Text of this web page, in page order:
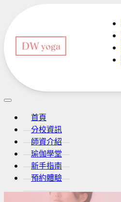
首頁
分校資訊
師資介紹
瑜伽學堂
新手指南
預約體驗